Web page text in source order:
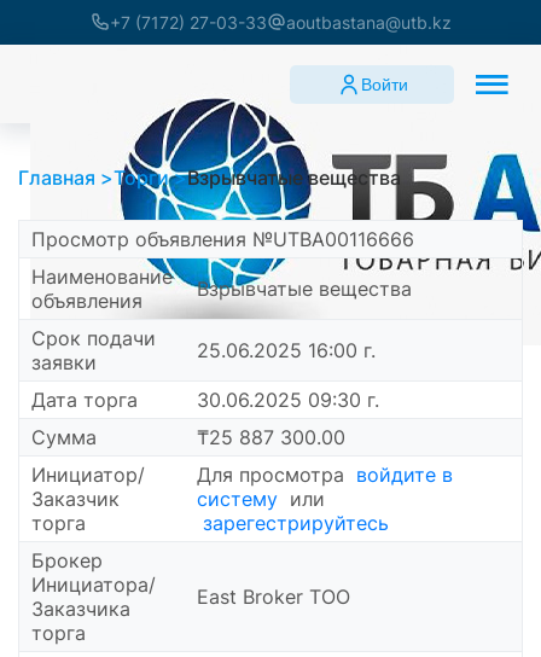
+7 (7172) 27-03-33 aoutbastana@utb.kz
Войти
Главная Торги Взрывчатые вещества
Просмотр объявления №UTBA00116666
Наименование
объявления
Взрывчатые вещества
Срок подачи
заявки
25.06.2025 16:00 г.
Дата торга
30.06.2025 09:30 г.
Сумма
₸25 887 300.00
Инициатор/
Заказчик
торга
Для просмотра войдите в
систему или
зарегестрируйтесь
Брокер
Инициатора/
Заказчика
торга
East Broker ТОО